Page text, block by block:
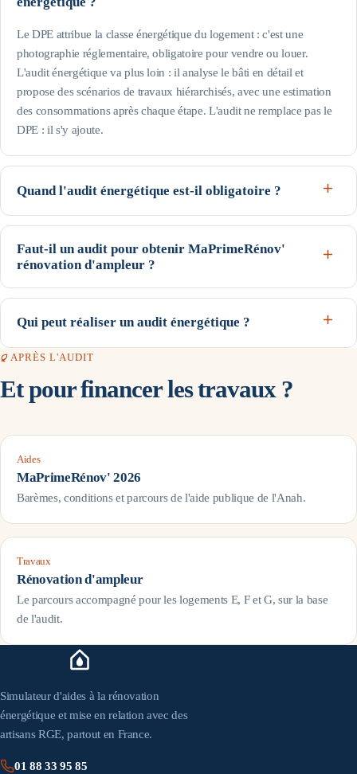
Le DPE attribue la classe énergétique du logement : c'est une
photographie réglementaire, obligatoire pour vendre ou louer.
L'audit énergétique va plus loin : il analyse le bâti en détail et
propose des scénarios de travaux hiérarchisés, avec une estimation
des consommations après chaque étape. L'audit ne remplace pas le
DPE : il s'y ajoute.
Quand l'audit énergétique est-il obligatoire ?
Pour la vente d'une maison individuelle (ou d'un immeuble en
monopropriété) classée F ou G au DPE, depuis le 1er avril 2023.
L'audit est remis à l'acquéreur dès la première visite. L'obligation
selon le calendrier prévu par la loi.
Faut-il un audit pour obtenir MaPrimeRénov'
rénovation d'ampleur ?
Oui. Le parcours accompagné de MaPrimeRénov' (rénovation
d'ampleur) exige un audit énergétique avant travaux : c'est lui qui
Des aides peuvent financer une partie de l'audit, sous conditions
est par ailleurs obligatoire dans ce parcours.
Qui peut réaliser un audit énergétique ?
Un professionnel qualifié et habilité : diagnostiqueur certifié
maisons individuelles, ou bureau d'études qualifié. Comme le DPE,
relation avec un professionnel habilité pour votre situation.
APRÈS L'AUDIT
Et pour financer les travaux ?
Aides
MaPrimeRénov' 2026
Barèmes, conditions et parcours de l'aide publique de l'Anah.
Travaux
Rénovation d'ampleur
Le parcours accompagné pour les logements E, F et G, sur la base
de l'audit.
Simulateur d'aides à la rénovation
énergétique et mise en relation avec des
artisans RGE, partout en France.
01 88 33 95 85